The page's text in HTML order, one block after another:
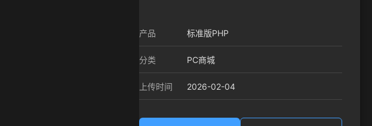
产品 标准版PHP
分类 PC商城
上传时间 2026-02-04